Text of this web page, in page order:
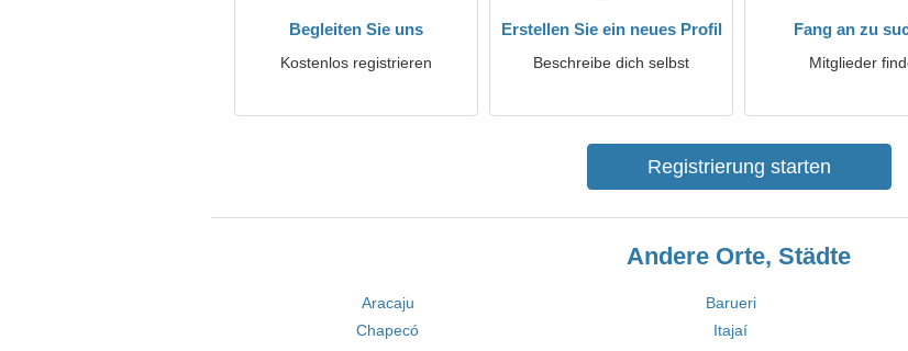
Begleiten Sie uns
Kostenlos registrieren
Erstellen Sie ein neues Profil
Beschreibe dich selbst
Fang an zu
Mitglieder
Registrierung starten
Andere Orte, Städte
Aracaju Barueri
Chapecó
Itajaí